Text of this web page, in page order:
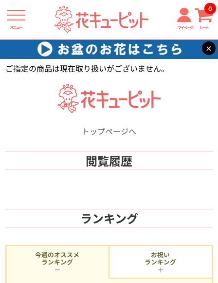
メニュー マイページ カート
0
×
花キューピット 【】
ご指定の商品は現在取り扱いがございません。
トップページへ
閲覧履歴
ランキング
今週のオススメ
ランキング
お祝い
ランキング